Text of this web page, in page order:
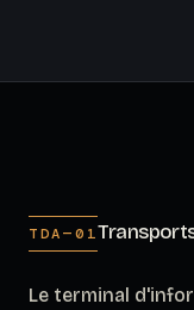
TDA—01
Le terminal